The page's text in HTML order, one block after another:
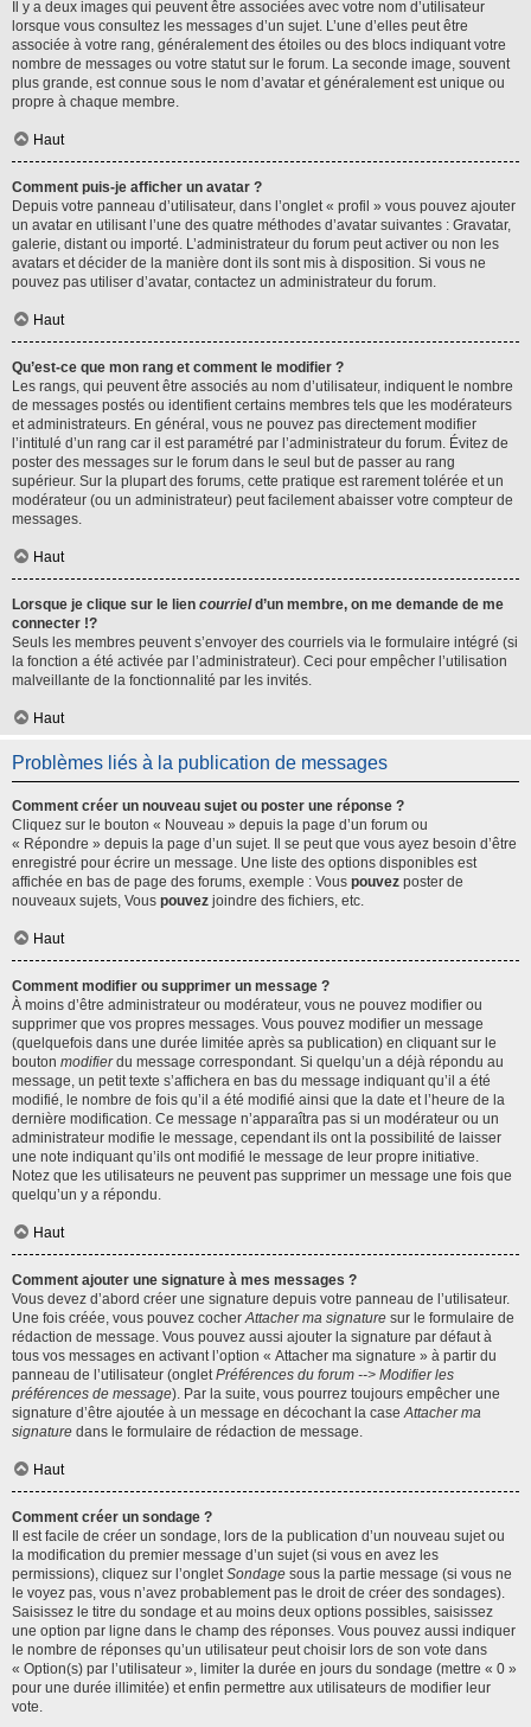
Il y a deux images qui peuvent être associées avec votre nom d’utilisateur
lorsque vous consultez les messages d’un sujet. L’une d’elles peut être
associée à votre rang, généralement des étoiles ou des blocs indiquant votre
nombre de messages ou votre statut sur le forum. La seconde image, souvent
plus grande, est connue sous le nom d’avatar et généralement est unique ou
propre à chaque membre.
Haut
Comment puis-je afficher un avatar ?
Depuis votre panneau d’utilisateur, dans l’onglet « profil » vous pouvez ajouter
un avatar en utilisant l’une des quatre méthodes d’avatar suivantes : Gravatar,
galerie, distant ou importé. L’administrateur du forum peut activer ou non les
avatars et décider de la manière dont ils sont mis à disposition. Si vous ne
pouvez pas utiliser d’avatar, contactez un administrateur du forum.
Haut
Qu’est-ce que mon rang et comment le modifier ?
Les rangs, qui peuvent être associés au nom d’utilisateur, indiquent le nombre
de messages postés ou identifient certains membres tels que les modérateurs
et administrateurs. En général, vous ne pouvez pas directement modifier
l’intitulé d’un rang car il est paramétré par l’administrateur du forum. Évitez de
poster des messages sur le forum dans le seul but de passer au rang
supérieur. Sur la plupart des forums, cette pratique est rarement tolérée et un
modérateur (ou un administrateur) peut facilement abaisser votre compteur de
messages.
Haut
Lorsque je clique sur le lien courrield’un membre, on me demande de me
connecter !?
Seuls les membres peuvent s’envoyer des courriels via le formulaire intégré (si
la fonction a été activée par l’administrateur). Ceci pour empêcher l’utilisation
malveillante de la fonctionnalité par les invités.
Haut
Problèmes liés à la publication de messages
Comment créer un nouveau sujet ou poster une réponse ?
Cliquez sur le bouton « Nouveau » depuis la page d’un forum ou
« Répondre » depuis la page d’un sujet. Il se peut que vous ayez besoin d’être
enregistré pour écrire un message. Une liste des options disponibles est
affichée en bas de page des forums, exemple : Vous pouvez poster de
nouveaux sujets, Vous pouvez joindre des fichiers, etc.
Haut
Comment modifier ou supprimer un message ?
À moins d’être administrateur ou modérateur, vous ne pouvez modifier ou
supprimer que vos propres messages. Vous pouvez modifier un message
(quelquefois dans une durée limitée après sa publication) en cliquant sur le
bouton modifierdu message correspondant. Si quelqu’un a déjà répondu au
message, un petit texte s’affichera en bas du message indiquant qu’il a été
modifié, le nombre de fois qu’il a été modifié ainsi que la date et l’heure de la
dernière modification. Ce message n’apparaîtra pas si un modérateur ou un
administrateur modifie le message, cependant ils ont la possibilité de laisser
une note indiquant qu’ils ont modifié le message de leur propre initiative.
Notez que les utilisateurs ne peuvent pas supprimer un message une fois que
quelqu’un y a répondu.
Haut
Comment ajouter une signature à mes messages ?
Vous devez d’abord créer une signature depuis votre panneau de l’utilisateur.
Une fois créée, vous pouvez cocherAttacher ma signature sur le formulaire de
rédaction de message. Vous pouvez aussi ajouter la signature par défaut à
tous vos messages en activant l’option « Attacher ma signature » à partir du
panneau de l’utilisateur (ongletPréférences du forum --> Modifier les
préférences de message). Par la suite, vous pourrez toujours empêcher une
signature d’être ajoutée à un message en décochant la caseAttacher ma
signature dans le formulaire de rédaction de message.
Haut
Comment créer un sondage ?
Il est facile de créer un sondage, lors de la publication d’un nouveau sujet ou
la modification du premier message d’un sujet (si vous en avez les
permissions), cliquez sur l’ongletSondage sous la partie message (si vous ne
le voyez pas, vous n’avez probablement pas le droit de créer des sondages).
Saisissez le titre du sondage et au moins deux options possibles, saisissez
une option par ligne dans le champ des réponses. Vous pouvez aussi indiquer
le nombre de réponses qu’un utilisateur peut choisir lors de son vote dans
« Option(s) par l’utilisateur », limiter la durée en jours du sondage (mettre « 0 »
pour une durée illimitée) et enfin permettre aux utilisateurs de modifier leur
vote.